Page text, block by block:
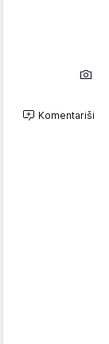
Komentariši